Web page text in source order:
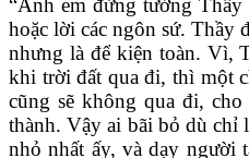
hoặc lời các ngôn sứ. Thầy
nhưng là để kiện toàn. Vì,
khi trời đất qua đi, thì một
cũng sẽ không qua đi,
thành. Vậy ai bãi bỏ dù chỉ
nhỏ nhất ấy, và dạy người